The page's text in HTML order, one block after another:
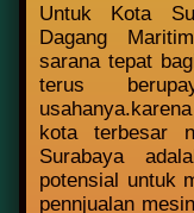
Untuk Kota
Dagang
sarana tepat
terus
kota terbesar
Surabaya
potensial untuk
pennjualan